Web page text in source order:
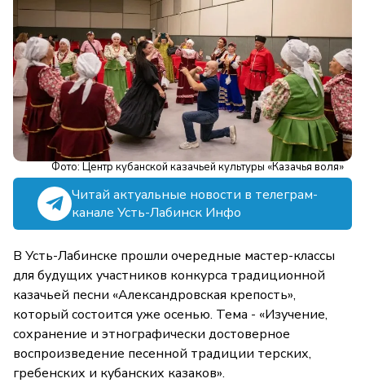
Фото: Центр кубанской казачьей культуры «Казачья воля»
Читай актуальные новости в телеграм-
канале Усть-Лабинск Инфо
В Усть-Лабинске прошли очередные мастер-классы
для будущих участников конкурса традиционной
казачьей песни «Александровская крепость»,
который состоится уже осенью. Тема - «Изучение,
сохранение и этнографически достоверное
воспроизведение песенной традиции терских,
гребенских и кубанских казаков».